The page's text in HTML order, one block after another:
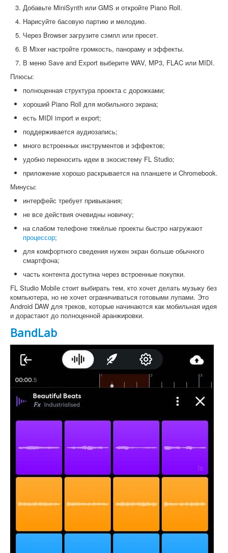
Добавьте MiniSynth или GMS и откройте Piano Roll.
Нарисуйте басовую партию и мелодию.
Через Browser загрузите сэмпл или пресет.
В Mixer настройте громкость, панораму и эффекты.
В меню Save and Export выберите WAV, MP3, FLAC или MIDI.
Плюсы:
полноценная структура проекта с дорожками;
хороший Piano Roll для мобильного экрана;
есть MIDI import и export;
поддерживается аудиозапись;
много встроенных инструментов и эффектов;
удобно переносить идеи в экосистему FL Studio;
приложение хорошо раскрывается на планшете и Chromebook.
Минусы:
интерфейс требует привыкания;
не все действия очевидны новичку;
на слабом телефоне тяжёлые проекты быстро нагружают
процессор;
для комфортного сведения нужен экран больше обычного
смартфона;
часть контента доступна через встроенные покупки.
FL Studio Mobile стоит выбирать тем, кто хочет делать музыку без
компьютера, но не хочет ограничиваться готовыми лупами. Это
Android DAW для треков, которые начинаются как мобильная идея
и дорастают до полноценной аранжировки.
BandLab